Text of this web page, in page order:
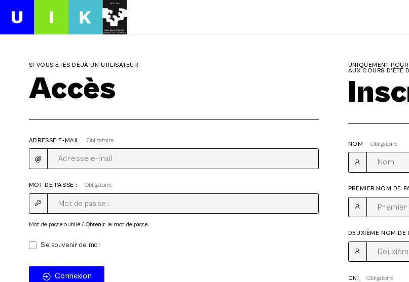
SI VOUS ÊTES DÉJÀ UN UTILISATEUR
Accès
ADRESSE E-MAIL Obligatoire
MOT DE PASSE : Obligatoire
Mot de passe oublié / Obtenir le mot de passe
Se souvenir de moi
Connexion
UNIQUEMENT
AUX COURS D'ÉTÉ
NOM Obligatoire
PREMIER NOM DE
DEUXIÈME NOM DE
CNI Obligatoire